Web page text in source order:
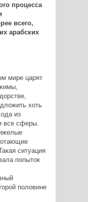
процесса
всего,
арабских
мире царят
хоть
из
все сферы.
ситуация
попыток
половине